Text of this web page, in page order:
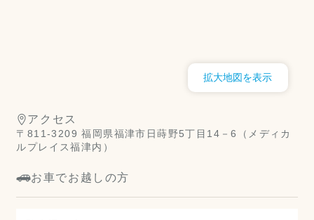
拡大地図を表示
アクセス
〒811-3209 福岡県福津市日蒔野5丁目14－6（メディカ
ルプレイス福津内）
お車でお越しの方